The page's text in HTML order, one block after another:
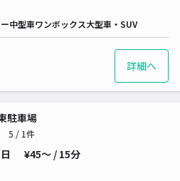
中型車ワンボックス大型車・SUV
詳細へ
駐車場
5 / 1件
¥45〜 / 15分